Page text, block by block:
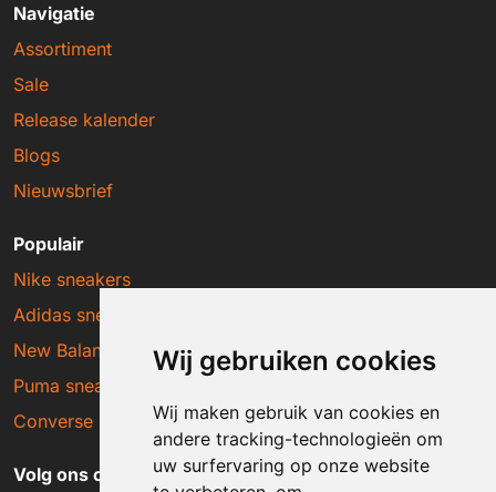
Wij gebruiken cookies
Wij maken gebruik van cookies en
andere tracking-technologieën om
uw surfervaring op onze website
Navigatie
Assortiment
Sale
Release kalender
Blogs
Nieuwsbrief
Populair
Nike sneakers
Adidas sneakers
New Balance sneakers
Puma sneakers
Converse sneakers
Volg ons op social media